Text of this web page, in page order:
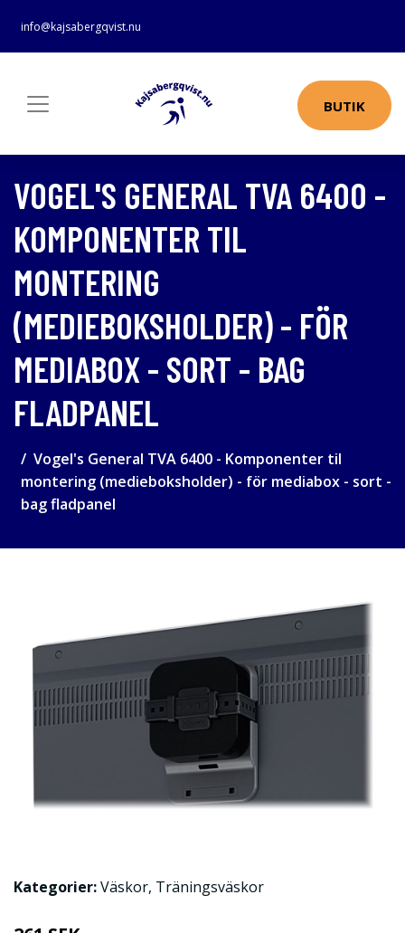
info@kajsabergqvist.nu
BUTIK
VOGEL'S GENERAL TVA 6400 -
KOMPONENTER TIL
MONTERING
(MEDIEBOKSHOLDER) - FÖR
MEDIABOX - SORT - BAG
FLADPANEL
Vogel's General TVA 6400 - Komponenter til
montering (medieboksholder) - för mediabox - sort -
bag fladpanel
Kategorier:Väskor, Träningsväskor